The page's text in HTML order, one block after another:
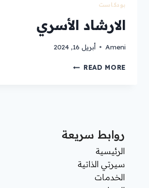
بودكاست
الارشاد الأسري
Ameni أبريل 16, 2024
READ MORE
روابط سريعة
الرئيسية
سيرتي الذاتية
الخدمات